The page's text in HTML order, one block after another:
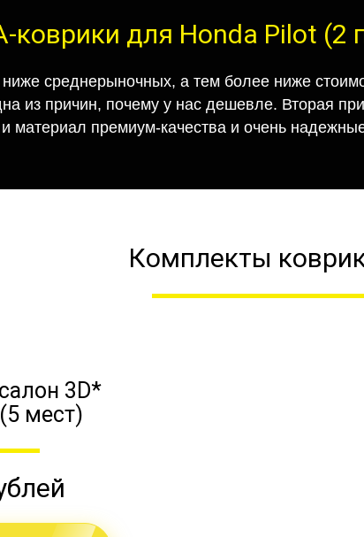
коврики для Honda Pilot (2
среднерыночных, а тем более ниже
из причин, почему у нас дешевле. Вторая
материал премиум-качества и очень
Комплекты
3D*
мест)